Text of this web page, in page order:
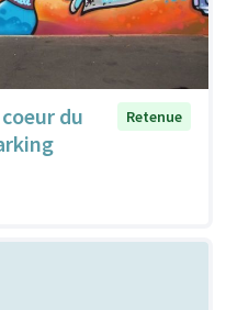
du
Retenue